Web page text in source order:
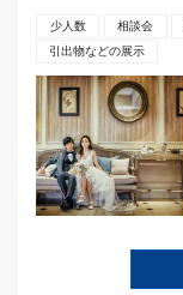
少人数 相談会
引出物などの展示